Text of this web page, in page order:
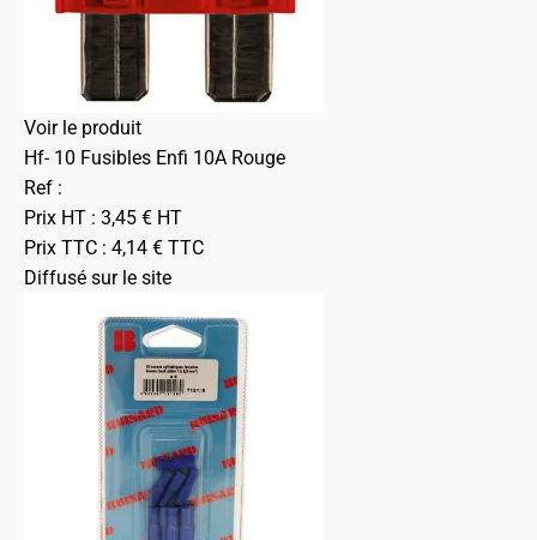
Voir le produit
Hf- 10 Fusibles Enfi 10A Rouge
Ref :
Prix HT : 3,45 € HT
Prix TTC : 4,14 € TTC
Diffusé sur le site